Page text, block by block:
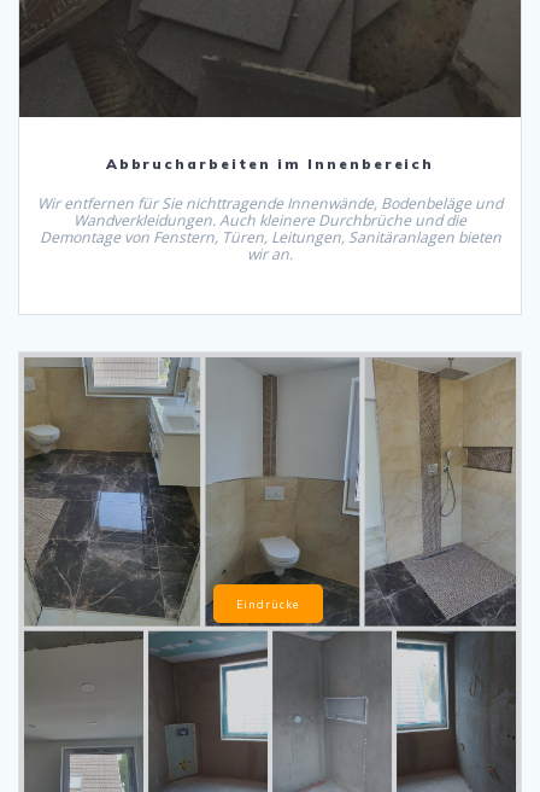
Abbrucharbeiten im Innenbereich
Wir entfernen für Sie nichttragende Innenwände, Bodenbeläge und
Wandverkleidungen. Auch kleinere Durchbrüche und die
Demontage von Fenstern, Türen, Leitungen, Sanitäranlagen bieten
wir an.
Eindrücke